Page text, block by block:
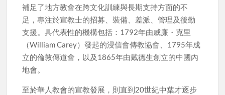
補足了地方教會在跨文化訓練與長期支持方面的不
足，專注於宣教士的招募、裝備、差派、管理及後勤
支援。具代表性的機構包括：1792年由威廉・克里
（William Carey）發起的浸信會傳教協會、1795年成
立的倫敦傳道會，以及1865年由戴德生創立的中國內
地會。
至於華人教會的宣教發展，則直到20世紀中葉才逐步